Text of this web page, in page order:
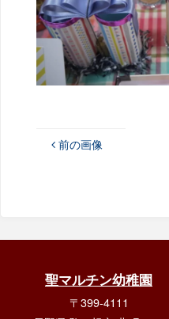
前の画像
聖マルチン幼稚園
〒399-4111